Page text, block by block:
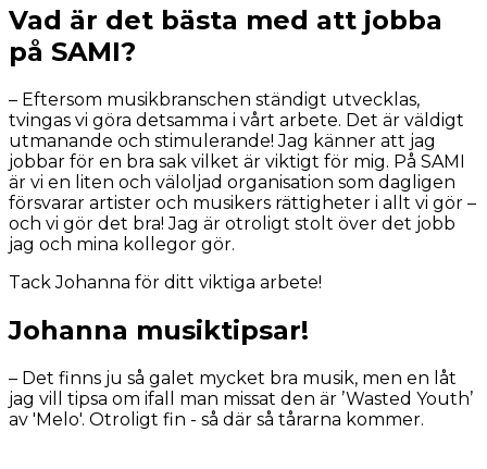
Vad är det bästa med att jobba
på SAMI?
– Eftersom musikbranschen ständigt utvecklas,
tvingas vi göra detsamma i vårt arbete. Det är väldigt
utmanande och stimulerande! Jag känner att jag
jobbar för en bra sak vilket är viktigt för mig. På SAMI
är vi en liten och väloljad organisation som dagligen
försvarar artister och musikers rättigheter i allt vi gör –
och vi gör det bra! Jag är otroligt stolt över det jobb
jag och mina kollegor gör.
Tack Johanna för ditt viktiga arbete!
Johanna musiktipsar!
– Det finns ju så galet mycket bra musik, men en låt
jag vill tipsa om ifall man missat den är ’Wasted Youth’
av 'Melo'. Otroligt fin - så där så tårarna kommer.